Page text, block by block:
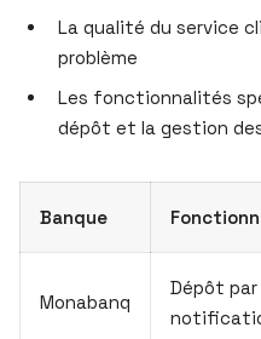
La qualité du service
problème
Les fonctionnalités
dépôt et la gestion
Banque
Monabanq
Dépôt